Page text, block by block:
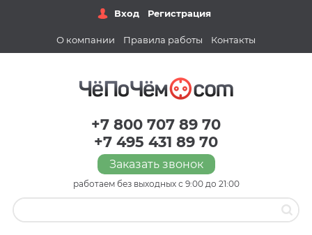
Вход Регистрация
О компании Правила работы Контакты
+7 800 707 89 70
+7 495 431 89 70
Заказать звонок
работаем без выходных с 9:00 до 21:00